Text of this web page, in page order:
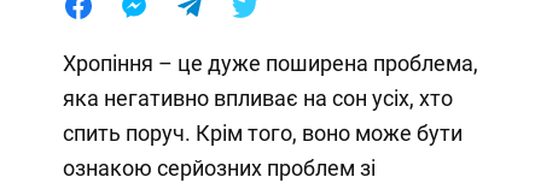
Хропіння – це дуже поширена проблема,
яка негативно впливає на сон усіх, хто
спить поруч. Крім того, воно може бути
ознакою серйозних проблем зі